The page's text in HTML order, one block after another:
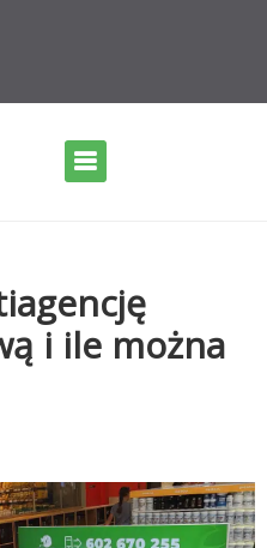
i ile można